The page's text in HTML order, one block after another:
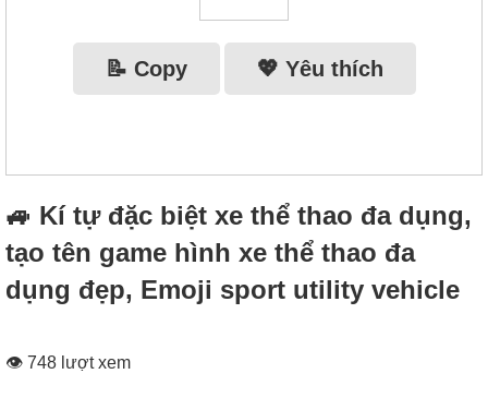
📝 Copy 💖 Yêu thích
🚙 Kí tự đặc biệt xe thể thao đa dụng,
tạo tên game hình xe thể thao đa
dụng đẹp, Emoji sport utility vehicle
👁 748 lượt xem